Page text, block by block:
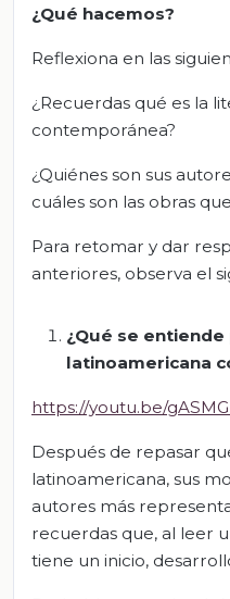
¿Qué hacemos?
Reflexiona en las
¿Recuerdas qué es la
contemporánea?
¿Quiénes son sus
cuáles son las obras
Para retomar y dar
anteriores, observa el
¿Qué se
latinoamericana
https://youtu.be/
Después de repasar
latinoamericana, sus
autores más
recuerdas que, al leer
tiene un inicio,